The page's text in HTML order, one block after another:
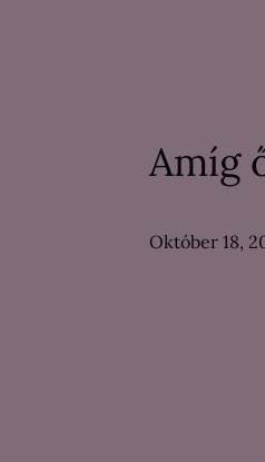
Amíg
Október 18,